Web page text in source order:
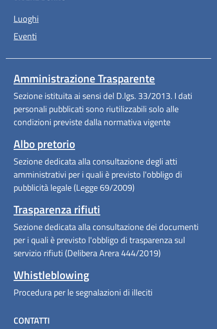
Luoghi
Eventi
Amministrazione Trasparente
Sezione istituita ai sensi del D.lgs. 33/2013. I dati
personali pubblicati sono riutilizzabili solo alle
condizioni previste dalla normativa vigente
Albo pretorio(apre in un'altra scheda).
Sezione dedicata alla consultazione degli atti
amministrativi per i quali è previsto l'obbligo di
pubblicità legale (Legge 69/2009)
Trasparenza rifiuti
Sezione dedicata alla consultazione dei documenti
per i quali è previsto l'obbligo di trasparenza sul
servizio rifiuti (Delibera Arera 444/2019)
Whistleblowing
Procedura per le segnalazioni di illeciti
CONTATTI